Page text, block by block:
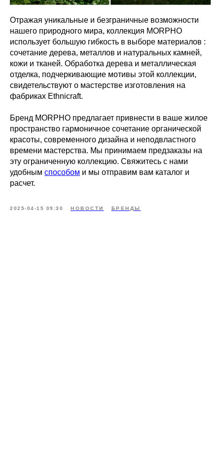
Отражая уникальные и безграничные возможности
нашего природного мира, коллекция MORPHO
использует большую гибкость в выборе материалов :
сочетание дерева, металлов и натуральных камней,
кожи и тканей. Обработка дерева и металлическая
отделка, подчеркивающие мотивы этой коллекции,
свидетельствуют о мастерстве изготовления на
фабриках Ethnicraft.
Бренд MORPHO предлагает привнести в ваше жилое
пространство гармоничное сочетание органической
красоты, современного дизайна и неподвластного
времени мастерства. Мы принимаем предзаказы на
эту ограниченную коллекцию. Свяжитесь с нами
удобным способом и мы отправим вам каталог и
расчет.
2025-04-15 09:30 НОВОСТИ БРЕНДЫ